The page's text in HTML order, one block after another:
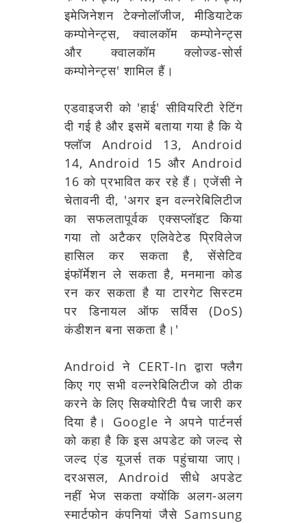
इमेजिनेशन टेक्नोलॉजीज, मीडियाटेक
कम्पोनेन्ट्स, क्वालकॉम कम्पोनेन्ट्स
और क्वालकॉम क्लोज्ड-सोर्स
कम्पोनेन्ट्स' शामिल हैं।
एडवाइजरी को 'हाई' सीवियरिटी रेटिंग
दी गई है और इसमें बताया गया है कि ये
फ्लॉज Android 13, Android
14, Android 15 और Android
16 को प्रभावित कर रहे हैं। एजेंसी ने
चेतावनी दी, 'अगर इन वल्नरेबिलिटीज
का सफलतापूर्वक एक्सप्लॉइट किया
गया तो अटैकर एलिवेटेड प्रिविलेज
हासिल कर सकता है, सेंसेटिव
इंफॉर्मेशन ले सकता है, मनमाना कोड
रन कर सकता है या टारगेट सिस्टम
पर डिनायल ऑफ सर्विस (DoS)
कंडीशन बना सकता है।'
Android ने CERT-In द्वारा फ्लैग
किए गए सभी वल्नरेबिलिटीज को ठीक
करने के लिए सिक्योरिटी पैच जारी कर
दिया है। Google ने अपने पार्टनर्स
को कहा है कि इस अपडेट को जल्द से
जल्द एंड यूजर्स तक पहुंचाया जाए।
दरअसल, Android सीधे अपडेट
नहीं भेज सकता क्योंकि अलग-अलग
स्मार्टफोन कंपनियां जैसे Samsung